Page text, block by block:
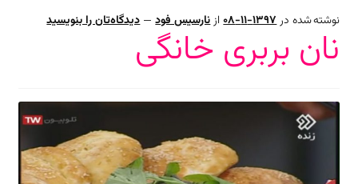
محصولات فروشگاه آنلاین
ارتباط با ما
نوشته شده در1397-11-08 ازنارسیس فود —دیدگاه‌تان را بنویسید
نان بربری خانگی